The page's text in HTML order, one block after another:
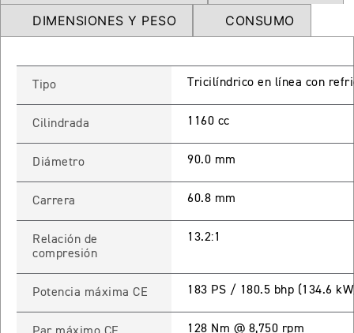
Precio desde $9.090.000
NEWDAYTONA 660
STREET TRIPLE R
Precio desde $11.690.000
DIMENSIONES Y PESO CONSUMO
Tipo Tricilíndrico en línea con
Cilindrada 1160 cc
Diámetro 90.0 mm
Carrera 60.8 mm
Relación de
compresión
13.2:1
Potencia máxima CE 183 PS / 180.5 bhp (134.6
128 Nm @ 8,750 rpm